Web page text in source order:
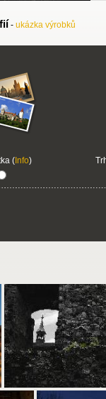
- ukázka výrobků
(Info)